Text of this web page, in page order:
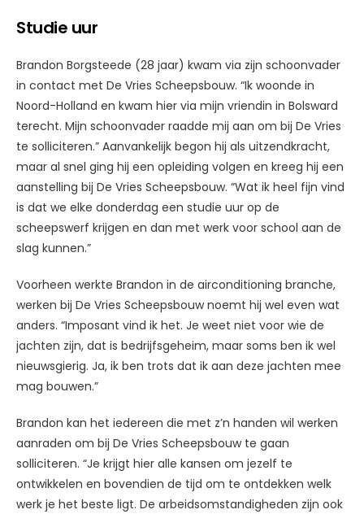
Studie uur
Brandon Borgsteede (28 jaar) kwam via zijn schoonvader
in contact met De Vries Scheepsbouw. “Ik woonde in
Noord-Holland en kwam hier via mijn vriendin in Bolsward
terecht. Mijn schoonvader raadde mij aan om bij De Vries
te solliciteren.” Aanvankelijk begon hij als uitzendkracht,
maar al snel ging hij een opleiding volgen en kreeg hij een
aanstelling bij De Vries Scheepsbouw. “Wat ik heel fijn vind
is dat we elke donderdag een studie uur op de
scheepswerf krijgen en dan met werk voor school aan de
slag kunnen.”
Voorheen werkte Brandon in de airconditioning branche,
werken bij De Vries Scheepsbouw noemt hij wel even wat
anders. “Imposant vind ik het. Je weet niet voor wie de
jachten zijn, dat is bedrijfsgeheim, maar soms ben ik wel
nieuwsgierig. Ja, ik ben trots dat ik aan deze jachten mee
mag bouwen.”
Brandon kan het iedereen die met z’n handen wil werken
aanraden om bij De Vries Scheepsbouw te gaan
solliciteren. “Je krijgt hier alle kansen om jezelf te
ontwikkelen en bovendien de tijd om te ontdekken welk
werk je het beste ligt. De arbeidsomstandigheden zijn ook